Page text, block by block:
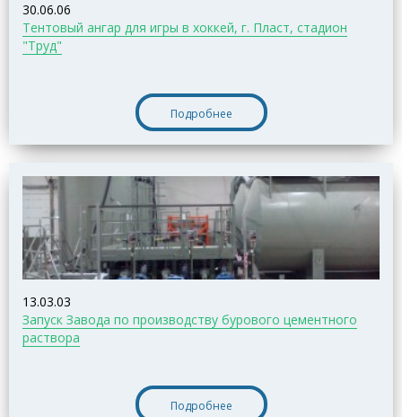
30.06.06
Тентовый ангар для игры в хоккей, г. Пласт, стадион
"Труд"
Подробнее
13.03.03
Запуск Завода по производству бурового цементного
раствора
Подробнее